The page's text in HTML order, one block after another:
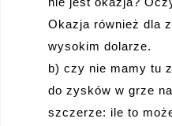
Okazja również dla
wysokim dolarze.
b) czy nie mamy tu
do zysków w grze
szczerze: ile to